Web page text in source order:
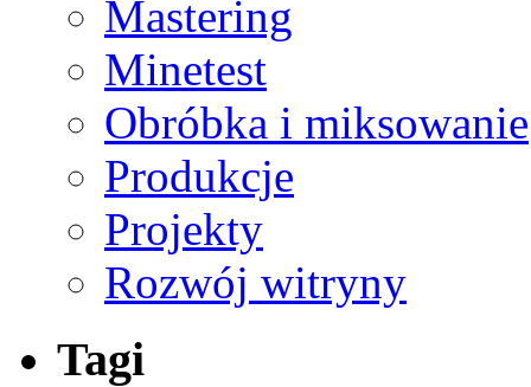
Mastering
Minetest
Obróbka i miksowanie
Produkcje
Projekty
Rozwój witryny
Tagi